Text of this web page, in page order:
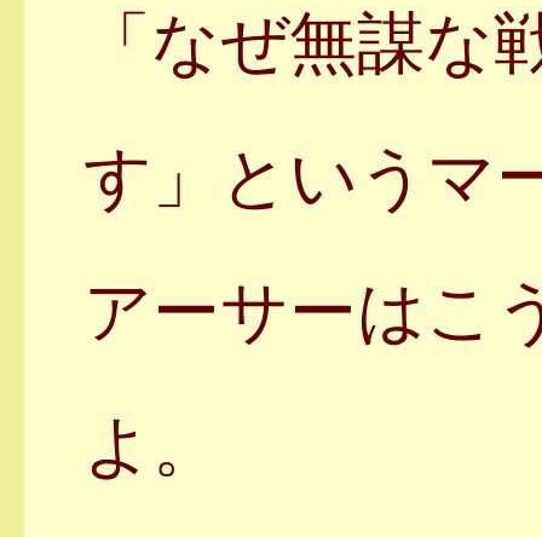
「なぜ無謀
す」というマ
アーサーはこ
よ。